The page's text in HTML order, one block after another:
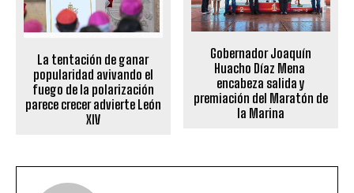
La tentación de ganar
popularidad avivando el
fuego de la polarización
parece crecer advierte León
XIV
Gobernador Joaquín
Huacho Díaz Mena
encabeza salida y
premiación del Maratón de
la Marina